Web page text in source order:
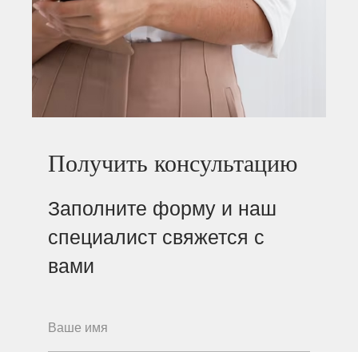
Получить консультацию
Заполните форму и наш
специалист свяжется с
вами